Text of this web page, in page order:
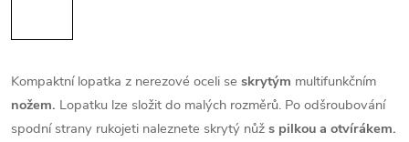
Kompaktní lopatka z nerezové oceli se skrytým multifunkčním
nožem. Lopatku lze složit do malých rozměrů. Po odšroubování
spodní strany rukojeti naleznete skrytý nůž s pilkou a otvírákem.